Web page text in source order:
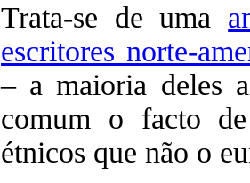
Trata-se de uma
escritores norte-
– a maioria deles
comum o facto
étnicos que não o